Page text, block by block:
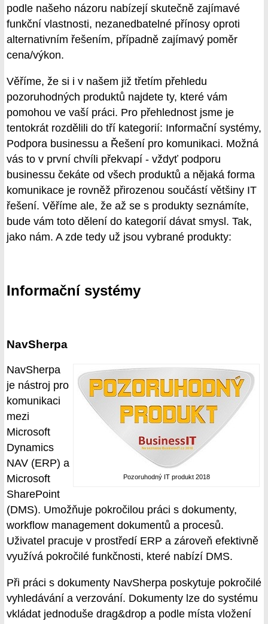
podle našeho názoru nabízejí skutečně zajímavé
funkční vlastnosti, nezanedbatelné přínosy oproti
alternativním řešením, případně zajímavý poměr
cena/výkon.
Věříme, že si i v našem již třetím přehledu
pozoruhodných produktů najdete ty, které vám
pomohou ve vaší práci. Pro přehlednost jsme je
tentokrát rozdělili do tří kategorií: Informační systémy,
Podpora businessu a Řešení pro komunikaci. Možná
vás to v první chvíli překvapí - vždyť podporu
businessu čekáte od všech produktů a nějaká forma
komunikace je rovněž přirozenou součástí většiny IT
řešení. Věříme ale, že až se s produkty seznámíte,
bude vám toto dělení do kategorií dávat smysl. Tak,
jako nám. A zde tedy už jsou vybrané produkty:
Informační systémy
NavSherpa
Pozoruhodný IT produkt 2018
NavSherpa
je nástroj pro
komunikaci
mezi
Microsoft
Dynamics
NAV (ERP) a
Microsoft
SharePoint
(DMS). Umožňuje pokročilou práci s dokumenty,
workflow management dokumentů a procesů.
Uživatel pracuje v prostředí ERP a zároveň efektivně
využívá pokročilé funkčnosti, které nabízí DMS.
Při práci s dokumenty NavSherpa poskytuje pokročilé
vyhledávání a verzování. Dokumenty lze do systému
vkládat jednoduše drag&drop a podle místa vložení